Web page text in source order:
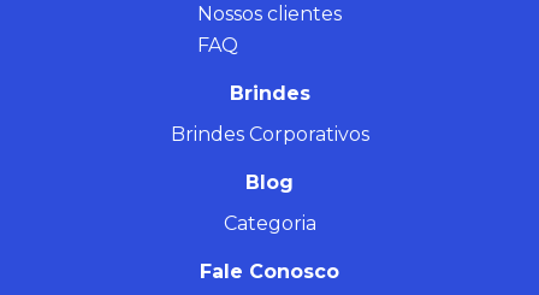
Nossos clientes
FAQ
Brindes
Brindes Corporativos
Blog
Categoria
Fale Conosco